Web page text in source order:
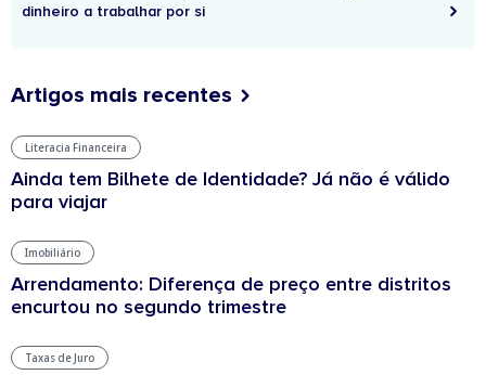
dinheiro a trabalhar por si
Artigos mais recentes
Literacia Financeira
Ainda tem Bilhete de Identidade? Já não é válido
para viajar
Imobiliário
Arrendamento: Diferença de preço entre distritos
encurtou no segundo trimestre
Taxas de Juro